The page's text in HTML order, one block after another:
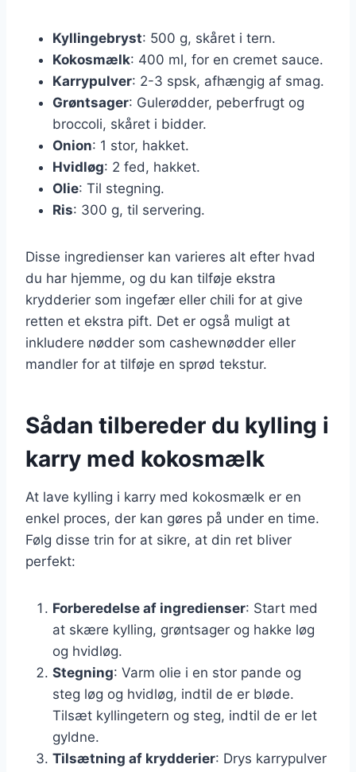
Kyllingebryst: 500 g, skåret i tern.
Kokosmælk: 400 ml, for en cremet sauce.
Karrypulver: 2-3 spsk, afhængig af smag.
Grøntsager: Gulerødder, peberfrugt og
broccoli, skåret i bidder.
Onion: 1 stor, hakket.
Hvidløg: 2 fed, hakket.
Olie: Til stegning.
Ris: 300 g, til servering.
Disse ingredienser kan varieres alt efter hvad
du har hjemme, og du kan tilføje ekstra
krydderier som ingefær eller chili for at give
retten et ekstra pift. Det er også muligt at
inkludere nødder som cashewnødder eller
mandler for at tilføje en sprød tekstur.
Sådan tilbereder du kylling i
karry med kokosmælk
At lave kylling i karry med kokosmælk er en
enkel proces, der kan gøres på under en time.
Følg disse trin for at sikre, at din ret bliver
perfekt:
Forberedelse af ingredienser: Start med
at skære kylling, grøntsager og hakke løg
og hvidløg.
Stegning: Varm olie i en stor pande og
steg løg og hvidløg, indtil de er bløde.
Tilsæt kyllingetern og steg, indtil de er let
gyldne.
Tilsætning af krydderier: Drys karrypulver